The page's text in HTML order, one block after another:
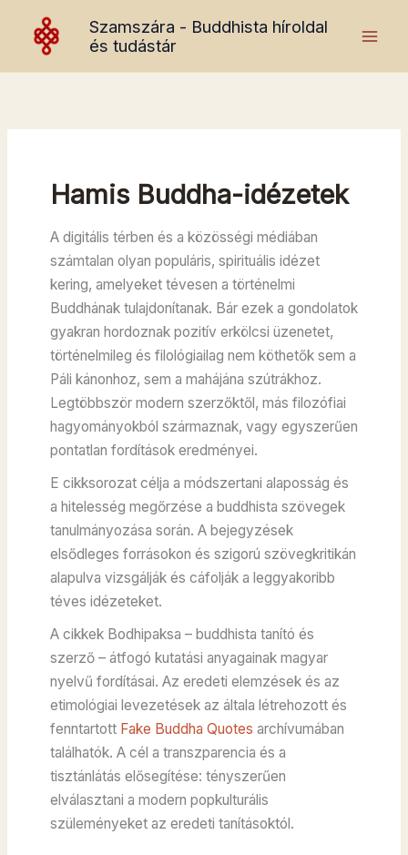
content
Szamszára - Buddhista híroldal
és tudástár
Hamis Buddha-idézetek
A digitális térben és a közösségi médiában
számtalan olyan populáris, spirituális idézet
kering, amelyeket tévesen a történelmi
Buddhának tulajdonítanak. Bár ezek a gondolatok
gyakran hordoznak pozitív erkölcsi üzenetet,
történelmileg és filológiailag nem köthetők sem a
Páli kánonhoz, sem a mahájána szútrákhoz.
Legtöbbször modern szerzőktől, más filozófiai
hagyományokból származnak, vagy egyszerűen
pontatlan fordítások eredményei.
E cikksorozat célja a módszertani alaposság és
a hitelesség megőrzése a buddhista szövegek
tanulmányozása során. A bejegyzések
elsődleges forrásokon és szigorú szövegkritikán
alapulva vizsgálják és cáfolják a leggyakoribb
téves idézeteket.
A cikkek Bodhipaksa – buddhista tanító és
szerző – átfogó kutatási anyagainak magyar
nyelvű fordításai. Az eredeti elemzések és az
etimológiai levezetések az általa létrehozott és
fenntartott Fake Buddha Quotes archívumában
találhatók. A cél a transzparencia és a
tisztánlátás elősegítése: tényszerűen
elválasztani a modern popkulturális
szüleményeket az eredeti tanításoktól.